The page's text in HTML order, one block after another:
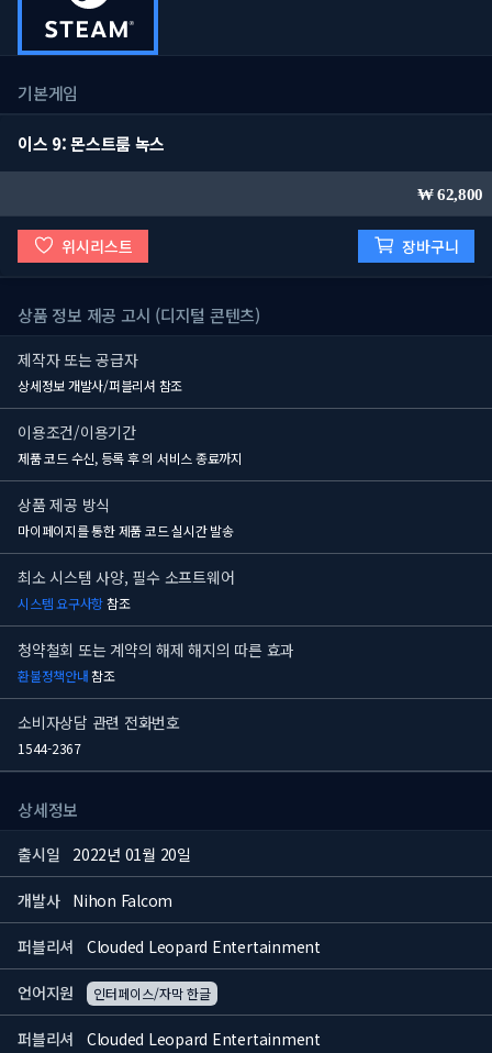
기본게임
이스 9: 몬스트룸 녹스
62,800
위시리스트 장바구니
상품 정보 제공 고시 (디지털 콘텐츠)
제작자 또는 공급자
상세정보 개발사/퍼블리셔 참조
이용조건/이용기간
제품 코드 수신, 등록 후의 서비스 종료까지
상품 제공 방식
마이페이지를 통한 제품 코드 실시간 발송
최소 시스템 사양, 필수 소프트웨어
시스템 요구사항참조
청약철회 또는 계약의 해제 해지의 따른 효과
환불정책안내참조
소비자상담 관련 전화번호
1544-2367
상세정보
출시일 2022년 01월 20일
개발사 Nihon Falcom
퍼블리셔 Clouded Leopard Entertainment
언어지원 인터페이스/자막 한글
퍼블리셔 Clouded Leopard Entertainment